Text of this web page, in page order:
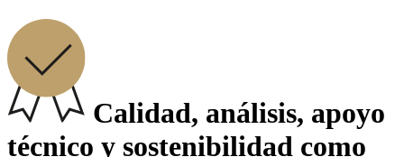
Calidad, análisis, apoyo
técnico y sostenibilidad como